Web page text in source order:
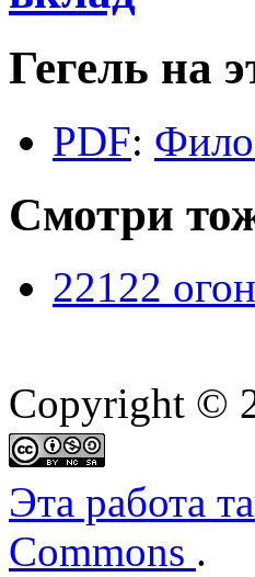
Гегель на
PDF:
Смотри
22122
Copyright ©
Эта работа
Commons .